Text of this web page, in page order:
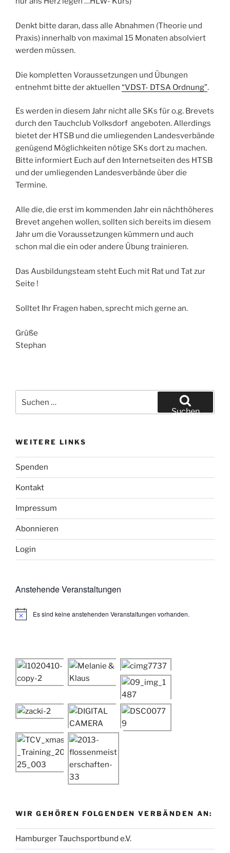
Denkt bitte daran, dass alle Abnahmen (Theorie und
Praxis) innerhalb von maximal 15 Monaten absolviert
werden müssen.
Die kompletten Voraussetzungen und Übungen
entnehmt bitte der aktuellen “VDST- DTSA Ordnung”.
Es werden in diesem Jahr nicht alle SKs für o.g. Brevets
durch den Tauchclub Volksdorf angeboten. Allerdings
bietet der HTSB und die umliegenden Landesverbände
genügend Möglichkeiten nötige SKs dort zu machen.
Bitte informiert Euch auf den Internetseiten des HTSB
und der umliegenden Landesverbände über die
Termine.
Alle die, die erst im kommenden Jahr ein nächthöheres
Brevet angehen wollen, sollten sich bereits im diesem
Jahr um die Voraussetzungen kümmern und auch
schon mal die ein oder andere Übung trainieren.
Das Ausbildungsteam steht Euch mit Rat und Tat zur
Seite !
Solltet Ihr Fragen haben, sprecht mich gerne an.
Grüße
Stephan
nach:
Suchen
WEITERE LINKS
Spenden
Kontakt
Impressum
Abonnieren
Login
Anstehende Veranstaltungen
H
i
s
Es sind keine anstehenden Veranstaltungen vorhanden.
WIR GEHÖREN FOLGENDEN VERBÄNDEN AN:
Hamburger Tauchsportbund e.V.